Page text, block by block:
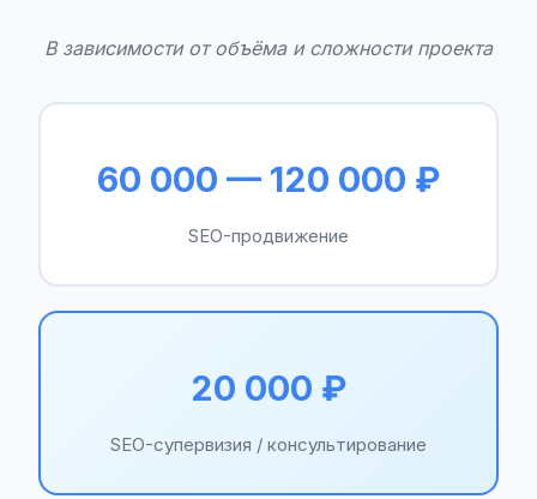
В зависимости от объёма и сложности проекта
60 000 — 120 000 ₽
SEO-продвижение
20 000 ₽
SEO-супервизия / консультирование